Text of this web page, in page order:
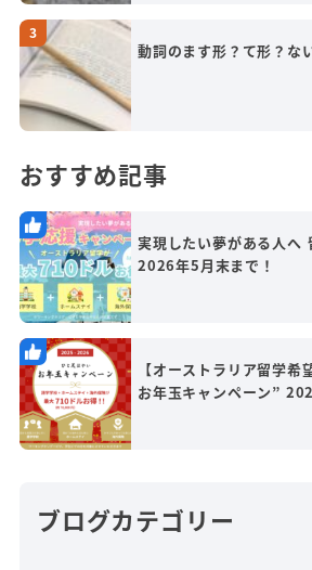
動詞のます形？て形？な
おすすめ記事
実現したい夢がある人へ
2026年5月末まで！
【オーストラリア留学
お年玉キャンペーン”
ブログカテゴリー